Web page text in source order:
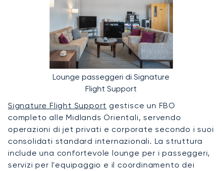
Lounge passeggeri di Signature
Flight Support
Signature Flight Support gestisce un FBO
completo alle Midlands Orientali, servendo
operazioni di jet privati e corporate secondo i suoi
consolidati standard internazionali. La struttura
include una confortevole lounge per i passeggeri,
servizi per l'equipaggio e il coordinamento dei